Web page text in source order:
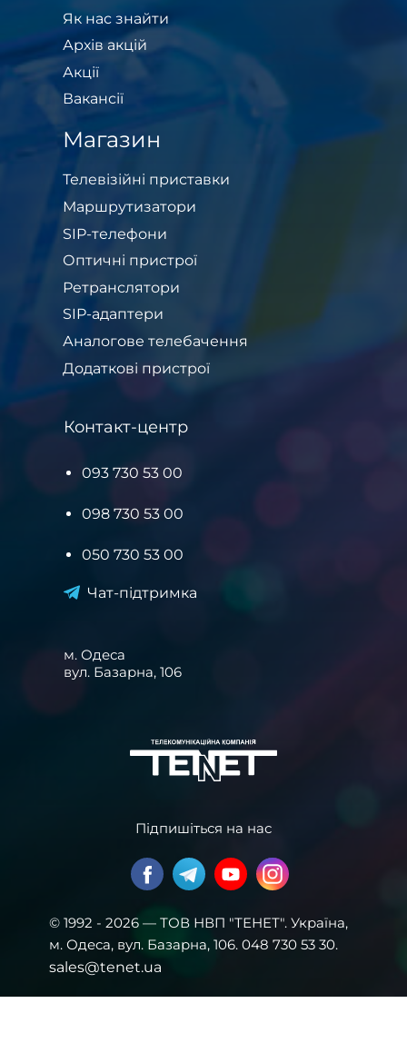
Як нас знайти
Архів акцій
Акції
Вакансії
Магазин
Телевізійні приставки
Маршрутизатори
SIP-телефони
Оптичні пристрої
Ретранслятори
SIP-адаптери
Аналогове телебачення
Додаткові пристрої
Контакт-центр
093 730 53 00
098 730 53 00
050 730 53 00
Чат-підтримка
м. Одеса
вул. Базарна, 106
Підпишіться на нас
© 1992 - 2026 — ТОВ НВП "ТЕНЕТ". Українa,
м. Одеса, вул. Базарна, 106. 048 730 53 30.
sales@tenet.ua